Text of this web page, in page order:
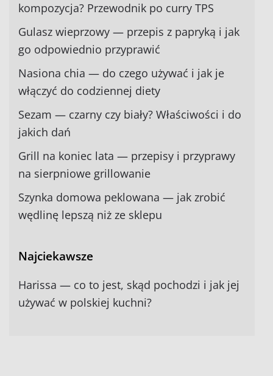
kompozycja? Przewodnik po curry TPS
Gulasz wieprzowy — przepis z papryką i jak
go odpowiednio przyprawić
Nasiona chia — do czego używać i jak je
włączyć do codziennej diety
Sezam — czarny czy biały? Właściwości i do
jakich dań
Grill na koniec lata — przepisy i przyprawy
na sierpniowe grillowanie
Szynka domowa peklowana — jak zrobić
wędlinę lepszą niż ze sklepu
Najciekawsze
Harissa — co to jest, skąd pochodzi i jak jej
używać w polskiej kuchni?